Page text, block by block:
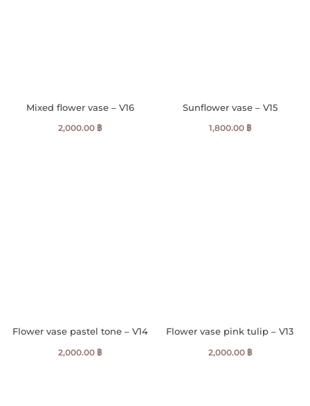
Mixed flower vase – V16
2,000.00 ฿
Sunflower vase – V15
1,800.00 ฿
Flower vase pastel tone – V14
2,000.00 ฿
Flower vase pink tulip – V13
2,000.00 ฿